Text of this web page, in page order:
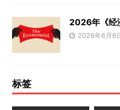
2026年《经
2026年6月6
标签